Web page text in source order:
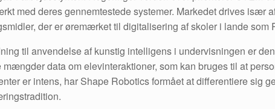
med deres gennemtestede systemer. Markedet drives især
der er øremærket til digitalisering af skoler i lande
til anvendelse af kunstig intelligens i undervisningen er
data om elevinteraktioner, som kan bruges til at
er intens, har Shape Robotics formået at differentiere sig